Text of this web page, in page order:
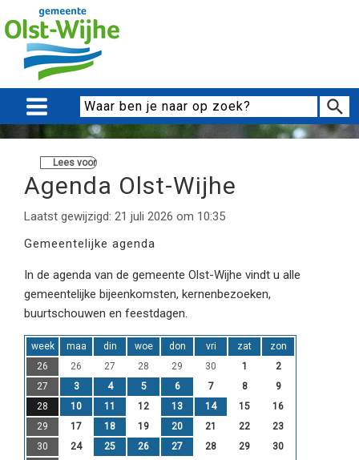
Lees voor
Agenda Olst-Wijhe
Laatst gewijzigd: 21 juli 2026 om 10:35
Gemeentelijke agenda
In de agenda van de gemeente Olst-Wijhe vindt u alle
gemeentelijke bijeenkomsten, kernenbezoeken,
buurtschouwen en feestdagen.
week maa din woe don vri zat
zon
26
26 27 28 29 30 1
2
27
3 4 5 6 7 8
9
28
10 11 12 13 14 15
16
29
17 18 19 20 21 22
23
30
24 25 26 27 28 29
30